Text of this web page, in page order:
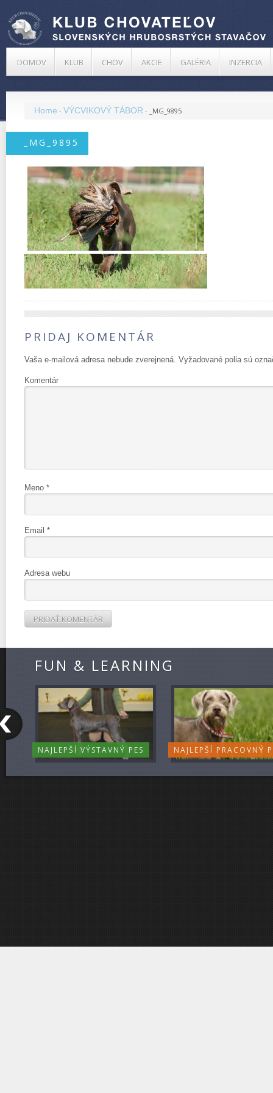
DOMOV KLUB CHOV AKCIE GALÉRIA INZERCIA
Home - VÝCVIKOVÝ TÁBOR - _MG_9895
_MG_9895
PRIDAJ KOMENTÁR
Vaša e-mailová adresa nebude zverejnená. Vyžadované polia sú
Komentár
Meno *
Email *
Adresa webu
FUN & LEARNING
NAJLEPŠÍ VÝSTAVNÝ PES NAJLEPŠÍ PRACOVNÝ